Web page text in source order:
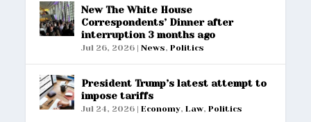
New The White House
Correspondents’ Dinner after
interruption 3 months ago
Jul 26, 2026 |News,Politics
President Trump’s latest attempt to
impose tariffs
Jul 24, 2026 |Economy,Law,Politics